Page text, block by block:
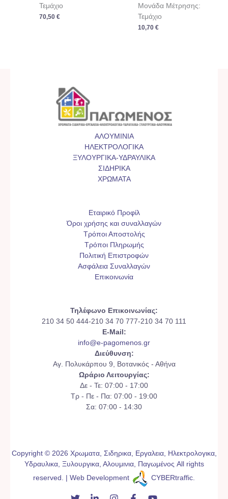
Τεμάχιο
70,50€
Μονάδα Μέτρησης:
Τεμάχιο
10,70 €
ΑΛΟΥΜΙΝΙΑ
ΗΛΕΚΤΡΟΛΟΓΙΚΑ
ΞΥΛΟΥΡΓΙΚΑ-ΥΔΡΑΥΛΙΚΑ
ΣΙΔΗΡΙΚΑ
ΧΡΩΜΑΤΑ
Εταιρικό Προφίλ
Όροι χρήσης και συναλλαγών
Τρόποι Αποστολής
Τρόποι Πληρωμής
Πολιτική Επιστροφών
Ασφάλεια Συναλλαγών
Επικοινωνία
Τηλέφωνο Επικοινωνίας:
210 34 50 444-210 34 70 777-210 34 70 111
E-Mail:
info@e-pagomenos.gr
Διεύθυνση:
Αγ. Πολυκάρπου 9, Βοτανικός - Αθήνα
Ωράριο Λειτουργίας:
Δε - Τε: 07:00 - 17:00
Τρ - Πε - Πα: 07:00 - 19:00
Σα: 07:00 - 14:30
Copyright © 2026 Χρωματα, Σιδηρικα, Εργαλεια, Ηλεκτρολογικα,
Υδραυλικα, Ξυλουργικα, Αλουμινια, Παγωμένος All rights
reserved. | Web Development
CYBERtraffic.